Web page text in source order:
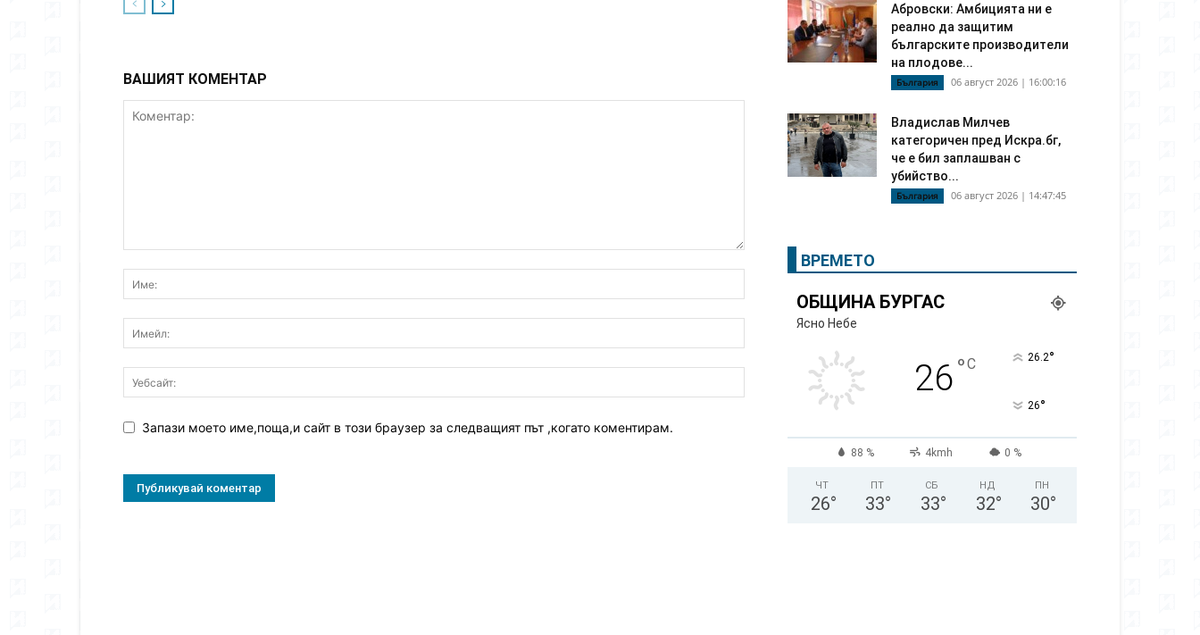
ВАШИЯТ КОМЕНТАР
Запази моето име,поща,и сайт в този браузер за следващият път ,когато коментирам.
Абровски: Амбицията ни е
реално да защитим
българските производители
на плодове...
България 06 август 2026 | 16:00:16
Владислав Милчев
категоричен пред Искра.бг,
че е бил заплашван с
убийство...
България 06 август 2026 | 14:47:45
ВРЕМЕТО
ОБЩИНА БУРГАС
Ясно Небе
26°C 26.2°
26°
88 % 4kmh 0 %
ЧТ
26°
ПТ
33°
СБ
33°
НД
32°
ПН
30°